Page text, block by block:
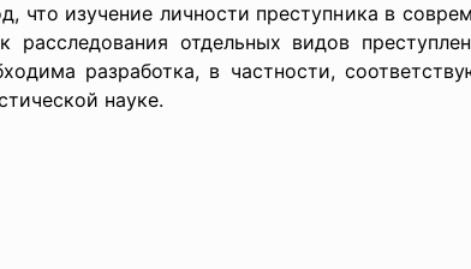
что изучение личности преступника в
расследования отдельных видов
разработка, в частности,
науке.